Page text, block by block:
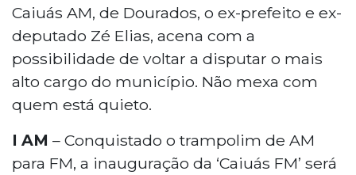
Caiuás AM, de Dourados, o ex-prefeito e ex-
deputado Zé Elias, acena com a
possibilidade de voltar a disputar o mais
alto cargo do município. Não mexa com
quem está quieto.
I AM – Conquistado o trampolim de AM
para FM, a inauguração da ‘Caiuás FM’ será